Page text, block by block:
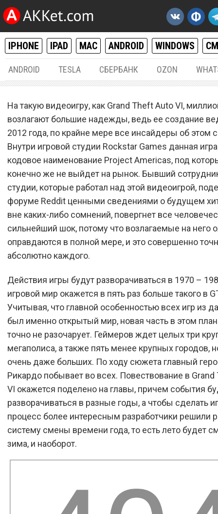
IPHONE IPAD MAC ANDROID WINDOWS
ANDROID TESLA СБЕРБАНК OZON
Grand Theft Auto VI
человечество в
шок
На такую видеоигру, как Grand Theft Auto VI,
возлагают большие надежды, ведь ее создание
2012 года, по крайне мере все инсайдеры об этом
Внутри игровой студии Rockstar Games данная
кодовое наименование Project Americas, под
конечно же не выйдет на рынок. Бывший
студии, которые работал над этой видеоигрой,
форуме Reddit ценными сведениями о будущем
вне каких-либо сомнений, повергнет все
сильнейший шок, потому что возлагаемые на него
оправдаются в полной мере, и это совершенно
абсолютно каждого.
Действия игры будут разворачиваться в 1970 –
игровой мир окажется в пять раз больше такого в
Учитывая, что главной особенностью всех игр из
был именно открытый мир, новая часть в этом
точно не разочарует. Геймеров ждет целых три
мегаполиса, а также пять менее крупных городов,
очень даже больших. По ходу сюжета главный
Рикардо побывает во всех. Повествование в
VI окажется поделено на главы, причем события
разворачиваться в разные годы, а чтобы сделать
процесс более интересным разработчики решили
систему смены времени года, то есть лето будет
зима, и наоборот.